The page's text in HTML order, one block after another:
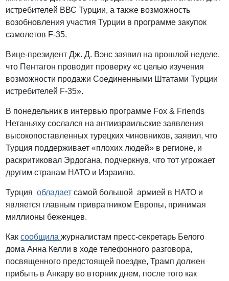
истребителей ВВС Турции, а также возможность
возобновления участия Турции в программе закупок
самолетов F-35.
Вице-президент Дж. Д. Вэнс заявил на прошлой неделе,
что Пентагон проводит проверку «с целью изучения
возможности продажи Соединенными Штатами Турции
истребителей F-35».
В понедельник в интервью программе Fox & Friends
Нетаньяху сослался на антиизраильские заявления
высокопоставленных турецких чиновников, заявил, что
Турция поддерживает «плохих людей» в регионе, и
раскритиковал Эрдогана, подчеркнув, что тот угрожает
другим странам НАТО и Израилю.
Турцияобладает самой большой армией в НАТО и
является главным привратником Европы, принимая
миллионы беженцев.
Каксообщилажурналистам пресс-секретарь Белого
дома Анна Келли в ходе телефонного разговора,
посвященного предстоящей поездке, Трамп должен
прибыть в Анкару во вторник днем, после того как